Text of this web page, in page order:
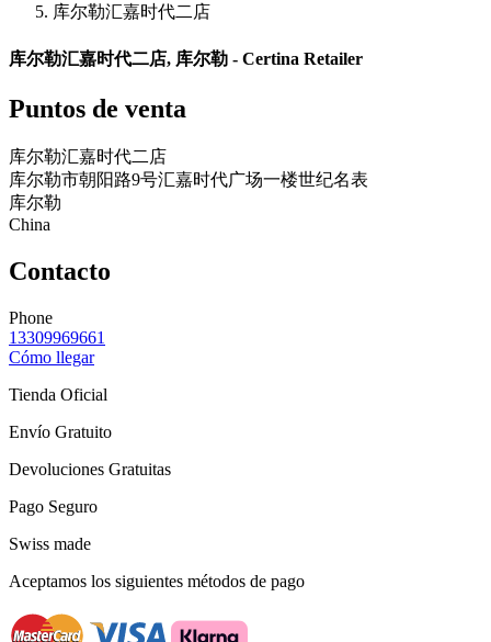
库尔勒汇嘉时代二店
库尔勒汇嘉时代二店, 库尔勒 - Certina Retailer
Puntos de venta
库尔勒汇嘉时代二店
库尔勒市朝阳路9号汇嘉时代广场一楼世纪名表
库尔勒
China
Contacto
Phone
13309969661
Cómo llegar
Tienda Oficial
Envío Gratuito
Devoluciones Gratuitas
Pago Seguro
Swiss made
Aceptamos los siguientes métodos de pago